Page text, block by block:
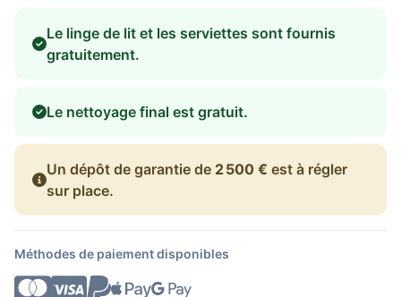
Le linge de lit et les serviettes sont fournis
gratuitement.
Le nettoyage final est gratuit.
Un dépôt de garantie de 2 500 € est à régler
sur place.
Méthodes de paiement disponibles